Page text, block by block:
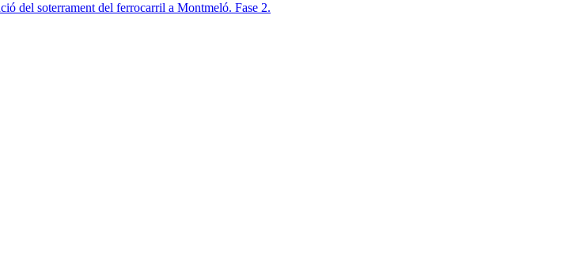
del soterrament del ferrocarril a Montmeló. Fase 2.